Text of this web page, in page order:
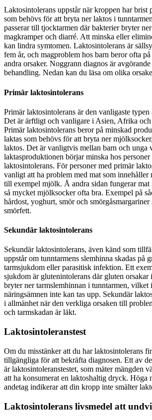
Laktosintolerans uppstår när kroppen har brist
som behövs för att bryta ner laktos i
passerar till tjocktarmen där bakterier bryter
magkramper och diarré. Att minska eller
kan lindra symtomen. Laktosintolerans är
fem år, och magproblem hos barn beror ofta
andra orsaker. Noggrann diagnos är
behandling. Nedan kan du läsa om olika
Primär laktosintolerans
Primär laktosintolerans är den vanligaste
Det är ärftligt och vanligare i Asien, Afrika och
Primär laktosintolerans beror på minskad
laktas som behövs för att bryta ner
laktos. Det är vanligtvis mellan barn och unga
laktasproduktionen börjar minska hos
laktosintolerans. För personer med primär
vanligt att ha problem med mat som innehåller
till exempel mjölk. Å andra sidan fungerar mat
så mycket mjölksocker ofta bra. Exempel på
hårdost, yoghurt, smör och
smörfett.
Sekundär laktosintolerans
Sekundär laktosintolerans, även känd som
uppstår om tunntarmens slemhinna skadas på
tarmsjukdom eller parasitisk infektion. Ett
sjukdom är glutenintolerans där gluten orsakar
bryter ner tarmslemhinnan i tunntarmen, vilket
näringsämnen inte kan tas upp. Sekundär
i allmänhet när den verkliga orsaken till
och tarmskadan är läkt.
Laktosintoleranstest
Om du misstänker att du har laktosintolerans
tillgängliga för att bekräfta diagnosen. Ett av
är laktosintoleranstestet, som mäter mängden
att ha konsumerat en laktoshaltig dryck. Höga
andetag indikerar att din kropp inte smälter
Laktosintolerans livsmedel att